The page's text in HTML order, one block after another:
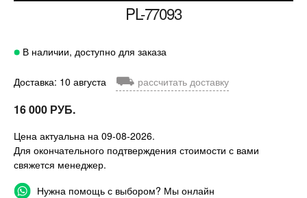
PL-77093
В наличии, доступно для заказа
Доставка: 10 августа ⛟ рассчитать доставку
16 000 РУБ.
Цена актуальна на 09-08-2026.
Для окончательного подтверждения стоимости с вами
свяжется менеджер.
Нужна помощь с выбором? Мы онлайн